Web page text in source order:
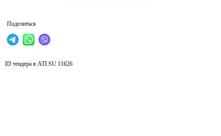
Поделиться
ID тендера в ATI.SU 11626